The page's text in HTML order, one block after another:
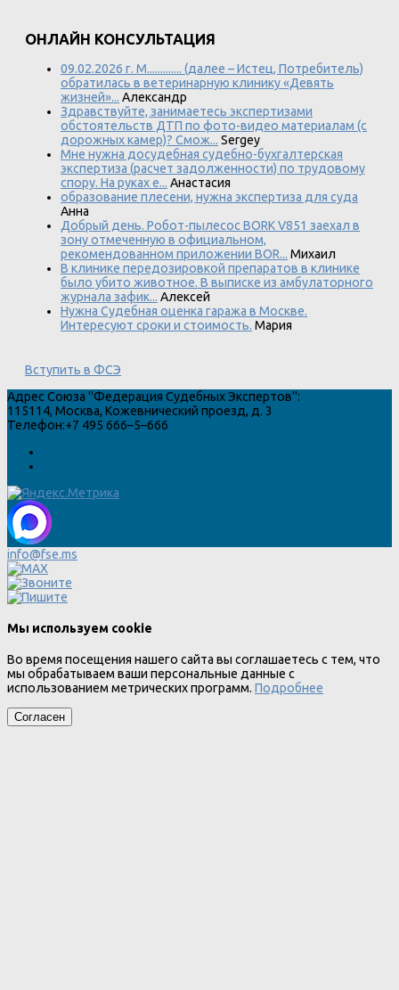
ОНЛАЙН КОНСУЛЬТАЦИЯ
09.02.2026 г. М............. (далее – Истец, Потребитель)
обратилась в ветеринарную клинику «Девять
жизней»... Александр
Здравствуйте, занимаетесь экспертизами
обстоятельств ДТП по фото-видео материалам (с
дорожных камер)? Смож... Sergey
Мне нужна досудебная судебно-бухгалтерская
экспертиза (расчет задолженности) по трудовому
спору. На руках е... Анастасия
образование плесени, нужна экспертиза для суда
Анна
Добрый день. Робот-пылесос BORK V851 заехал в
зону отмеченную в официальном,
рекомендованном приложении BOR... Михаил
В клинике передозировкой препаратов в клинике
было убито животное. В выписке из амбулаторного
журнала зафик... Алексей
Нужна Судебная оценка гаража в Москве.
Интересуют сроки и стоимость. Мария
Вступить в ФСЭ
Адрес Союза "Федерация Судебных Экспертов":
115114, Москва, Кожевнический проезд, д. 3
Телефон:+7 495 666–5–666
info@fse.ms
Мы используем cookie
Во время посещения нашего сайта вы соглашаетесь с тем, что
мы обрабатываем ваши персональные данные с
использованием метрических программ. Подробнее
Согласен